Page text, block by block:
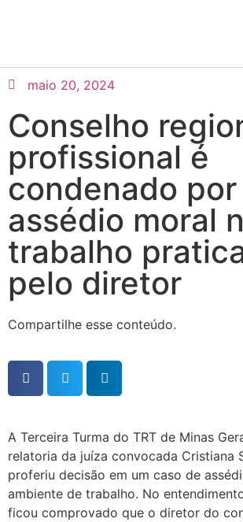
maio 20, 2024
Conselho
profissional é
condenado por
assédio moral
trabalho
pelo diretor
Compartilhe esse conteúdo.
A Terceira Turma do TRT de Minas
relatoria da juíza convocada Cristiana
proferiu decisão em um caso de
ambiente de trabalho. No
ficou comprovado que o diretor do